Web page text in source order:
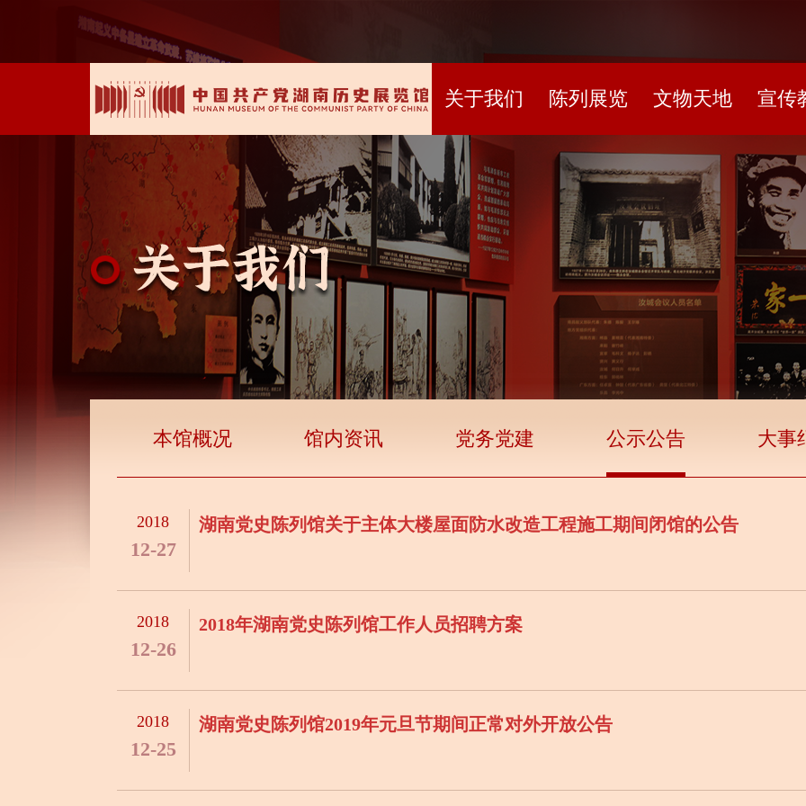
关于我们 陈列展览 文物天地 宣传
本馆概况 馆内资讯 党务党建 公示公告 大事
2018
12-27
湖南党史陈列馆关于主体大楼屋面防水改造工程施工期间闭馆的公告
2018
12-26
2018年湖南党史陈列馆工作人员招聘方案
2018
12-25
湖南党史陈列馆2019年元旦节期间正常对外开放公告